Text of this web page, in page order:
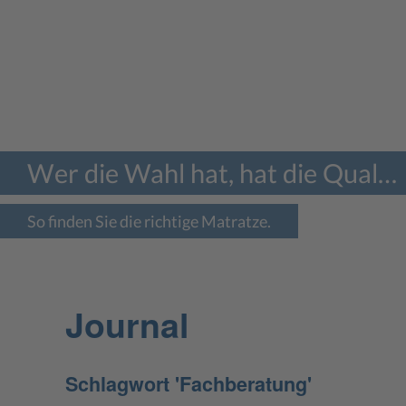
Wer die Wahl hat, hat die Qual…
So finden Sie die richtige Matratze.
Journal
Schlagwort 'Fachberatung'
Wenn diese 2 Faktoren